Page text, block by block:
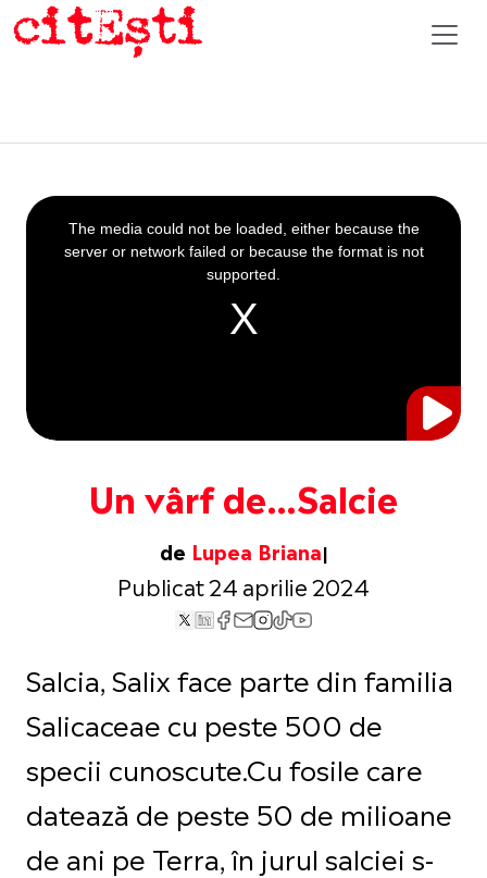
Un vârf de…Salcie
de Lupea Briana
Publicat 24 aprilie 2024
This
is
a
The media could not be loaded, either because the
server or network failed or because the format is not
supported.
Salcia, Salix face parte din familia
Salicaceae cu peste 500 de
specii cunoscute.Cu fosile care
datează de peste 50 de milioane
de ani pe Terra, în jurul salciei s-